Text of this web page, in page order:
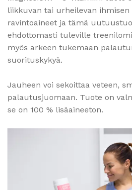
liikkuvan tai urheilevan
ravintoaineet ja tämä
ehdottomasti tuleville
myös arkeen tukemaan
suorituskykyä.
Jauheen voi sekoittaa veteen,
palautusjuomaan. Tuote on
se on 100 % lisäaineeton.